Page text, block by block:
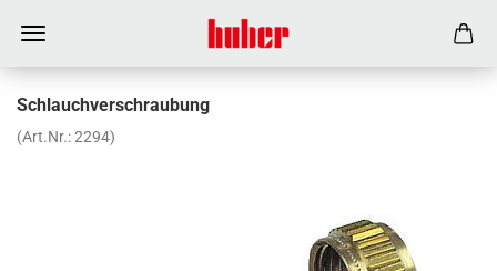
Schlauchverschraubung
(Art.Nr.:2294)